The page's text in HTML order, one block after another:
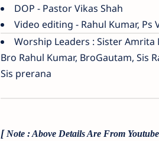
DOP - Pastor Vikas Shah
Video editing - Rahul Kumar, Ps
Worship Leaders : Sister Amrita
Bro Rahul Kumar, BroGautam, Sis
Sis prerana
[Note : Above Details Are From